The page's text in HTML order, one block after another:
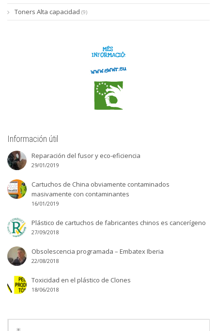
Toners Alta capacidad (9)
Información útil
Reparación del fusor y eco-eficiencia
29/01/2019
Cartuchos de China obviamente contaminados
masivamente con contaminantes
16/01/2019
Plástico de cartuchos de fabricantes chinos es cancerígeno
27/09/2018
Obsolescencia programada – Embatex Iberia
22/08/2018
Toxicidad en el plástico de Clones
18/06/2018